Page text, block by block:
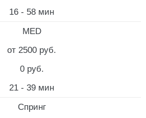
16 - 58 мин
MED
от 2500 руб.
0 руб.
21 - 39 мин
Спринг